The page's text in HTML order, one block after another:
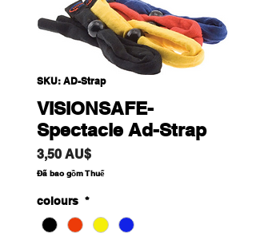
SKU: AD-Strap
VISIONSAFE-
Spectacle Ad-Strap
3,50 AU$Giá
Đã bao gồm Thuế
colours *